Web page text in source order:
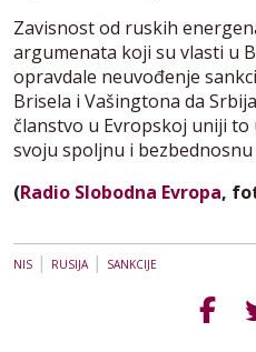
Zavisnost od ruskih
argumenata koji su vlasti u
opravdale neuvođenje
Brisela i Vašingtona da
članstvo u Evropskoj uniji
svoju spoljnu i
(Radio Slobodna Evropa,
NIS | RUSIJA| SANKCIJE